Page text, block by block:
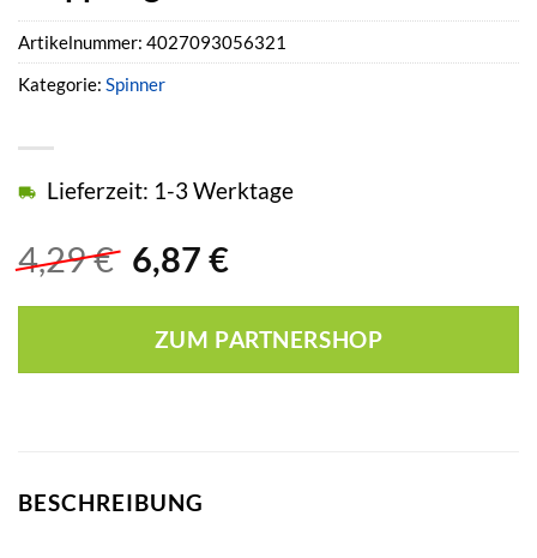
4,29€ Ursprünglicher
war:
4,29 €
6,87 €Aktueller
ist:
6,87 €.
Lieferzeit: 1-3 Werktage
ZUM PARTNERSHOP
Artikelnummer: 4027093056321
Kategorie: Spinner
BESCHREIBUNG